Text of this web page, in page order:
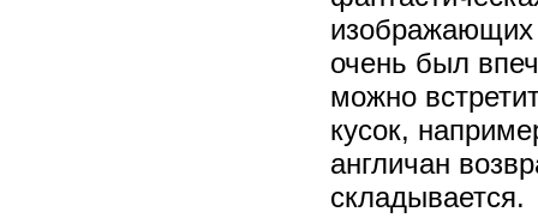
изображающих
очень был
можно
кусок,
англичан
складывается.